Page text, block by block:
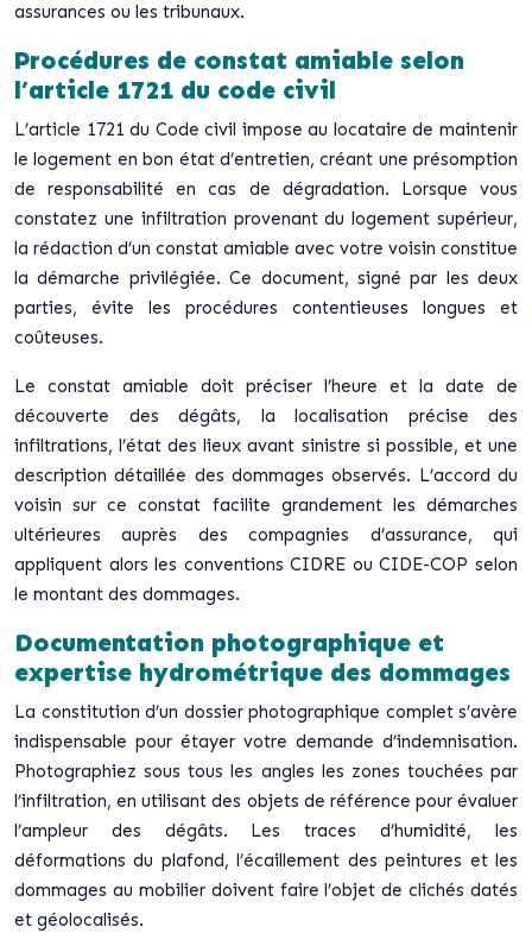
assurances ou les tribunaux.
Procédures de constat amiable selon
l’article 1721 du code civil
L’article 1721 du Code civil impose au locataire de maintenir
le logement en bon état d’entretien, créant une présomption
de responsabilité en cas de dégradation. Lorsque vous
constatez une infiltration provenant du logement supérieur,
la rédaction d’un constat amiable avec votre voisin constitue
la démarche privilégiée. Ce document, signé par les deux
parties, évite les procédures contentieuses longues et
coûteuses.
Le constat amiable doit préciser l’heure et la date de
découverte des dégâts, la localisation précise des
infiltrations, l’état des lieux avant sinistre si possible, et une
description détaillée des dommages observés. L’accord du
voisin sur ce constat facilite grandement les démarches
ultérieures auprès des compagnies d’assurance, qui
appliquent alors les conventions CIDRE ou CIDE-COP selon
le montant des dommages.
Documentation photographique et
expertise hydrométrique des dommages
La constitution d’un dossier photographique complet s’avère
indispensable pour étayer votre demande d’indemnisation.
Photographiez sous tous les angles les zones touchées par
l’infiltration, en utilisant des objets de référence pour évaluer
l’ampleur des dégâts. Les traces d’humidité, les
déformations du plafond, l’écaillement des peintures et les
dommages au mobilier doivent faire l’objet de clichés datés
et géolocalisés.